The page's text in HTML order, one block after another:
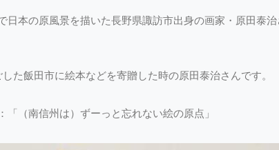
日本の原風景を描いた長野県諏訪市出身の画家・原田泰
た飯田市に絵本などを寄贈した時の原田泰治さんです。
「（南信州は）ずーっと忘れない絵の原点」